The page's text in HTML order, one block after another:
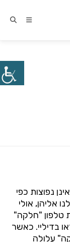
נפוצות כפי
אליהן, אולי
טלפון "חלקה"
בדיליי. כאשר
עלולה